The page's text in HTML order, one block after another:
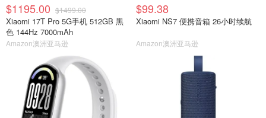
$1195.00 $1499.00
Xiaomi 17T Pro 5G手机 512GB 黑
色 144Hz 7000mAh
Amazon澳洲亚马逊
$99.38
Xiaomi NS7 便携音箱 26小时续航
Amazon澳洲亚马逊